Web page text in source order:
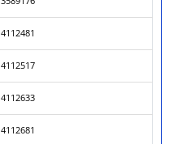
4112481
4112517
4112633
4112681